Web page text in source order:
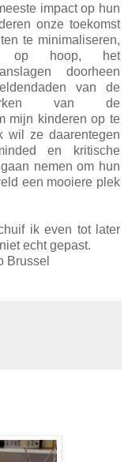
impact op hun
onze toekomst
te minimaliseren,
op hoop, het
doorheen
van de
van de
mijn kinderen op te
wil ze daarentegen
en kritische
nemen om hun
een mooiere plek
ik even tot later
echt gepast.
Brussel